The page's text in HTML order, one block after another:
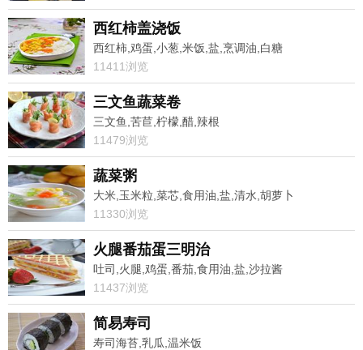
西红柿盖浇饭
西红柿,鸡蛋,小葱,米饭,盐,烹调油,白糖
11411浏览
三文鱼蔬菜卷
三文鱼,苦苣,柠檬,醋,辣根
11479浏览
蔬菜粥
大米,玉米粒,菜芯,食用油,盐,清水,胡萝卜
11330浏览
火腿番茄蛋三明治
吐司,火腿,鸡蛋,番茄,食用油,盐,沙拉酱
11437浏览
简易寿司
寿司海苔,乳瓜,温米饭